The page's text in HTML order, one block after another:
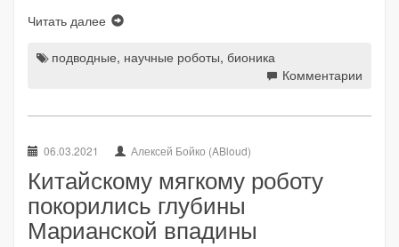
Читать далее
подводные, научные роботы, бионика
Комментарии
06.03.2021 Алексей Бойко (ABloud)
Китайскому мягкому роботу
покорились глубины
Марианской впадины